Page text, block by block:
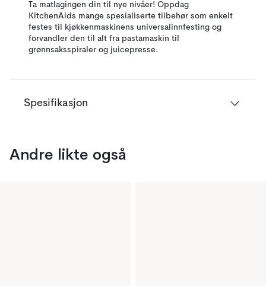
Ta matlagingen din til nye nivåer! Oppdag
KitchenAids mange spesialiserte tilbehør som enkelt
festes til kjøkkenmaskinens universalinnfesting og
forvandler den til alt fra pastamaskin til
grønnsaksspiraler og juicepresse.
Spesifikasjon
Andre likte også